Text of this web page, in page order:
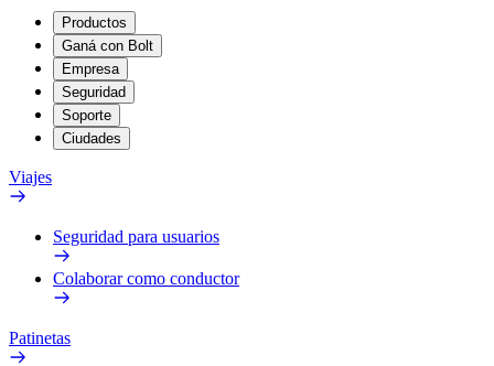
Productos
Ganá con Bolt
Empresa
Seguridad
Soporte
Ciudades
Viajes
Seguridad para usuarios
Colaborar como conductor
Patinetas